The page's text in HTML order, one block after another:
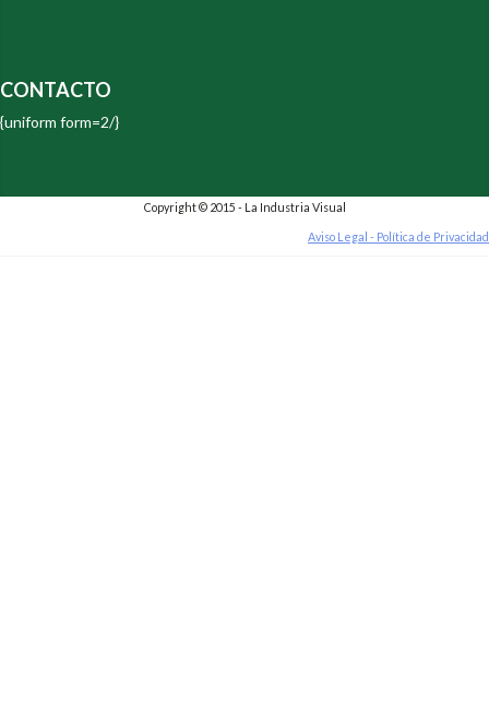
CONTACTO
{uniform form=2/}
Copyright © 2015 - La Industria Visual
Aviso Legal - Política de Privacidad